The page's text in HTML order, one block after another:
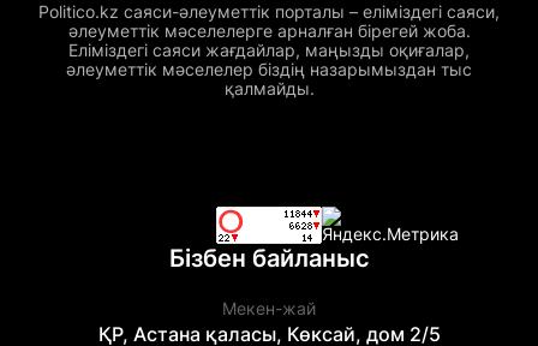
Politico.kz саяси-әлеуметтік порталы – еліміздегі саяси,
әлеуметтік мәселелерге арналған бірегей жоба.
Еліміздегі саяси жағдайлар, маңызды оқиғалар,
әлеуметтік мәселелер біздің назарымыздан тыс
қалмайды.
Бізбен байланыс
Мекен-жай
ҚР, Астана қаласы, Көксай, дом 2/5